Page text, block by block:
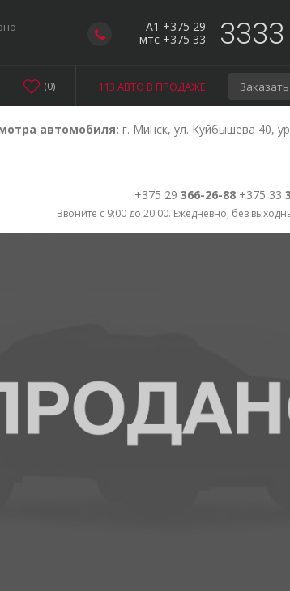
A1 +375 29
мтс +375 33
113 АВТО В ПРОДАЖЕ
(0)
автомобиля: г. Минск, ул. Куйбышева 40,
+375 29 366-26-88 +375 33
Звоните с 9:00 до 20:00. Ежедневно, без